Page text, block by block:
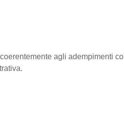
agli adempimenti